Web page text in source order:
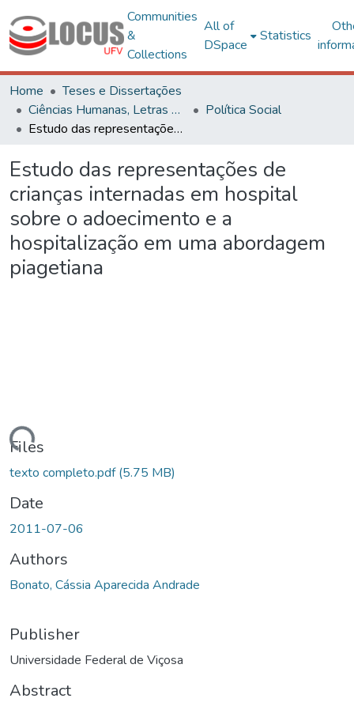
Communities
&
Collections
All of
DSpace
Statistics
Home
Teses e Dissertações
Ciências Humanas, Letras e Artes
Política Social
Estudo das representações de crianças internadas em hospital sobre o adoecimento e a hospitalização em uma abordagem piagetiana
Estudo das representações de
crianças internadas em hospital
sobre o adoecimento e a
hospitalização em uma abordagem
piagetiana
Loading...
Files
texto completo.pdf(5.75 MB)
Date
2011-07-06
Authors
Bonato, Cássia Aparecida Andrade
Publisher
Universidade Federal de Viçosa
Abstract